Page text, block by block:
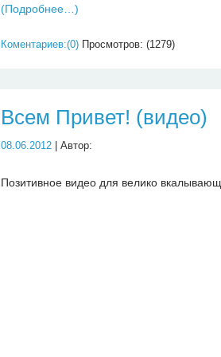
(Подробнее…)
Коментариев:(0) Просмотров: (1279)
Всем Привет! (видео)
08.06.2012 | Автор:
Позитивное видео для велико